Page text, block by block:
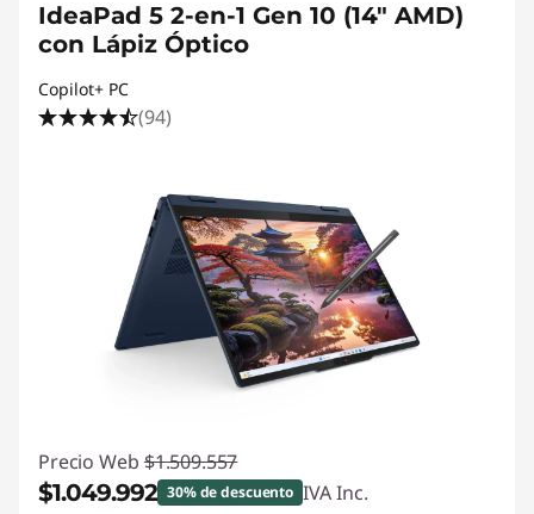
IdeaPad 5 2-en-1 Gen 10 (14" AMD)
con Lápiz Óptico
Copilot+ PC
(94)
Precio Web $1.509.557
$1.049.992 30% de descuento IVA Inc.